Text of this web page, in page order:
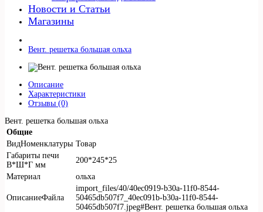
Новости и Статьи
Магазины
Вент. решетка большая ольха
Описание
Характеристики
Отзывы (0)
Вент. решетка большая ольха
Общие
ВидНоменклатуры Товар
Габариты печи
В*Ш*Г мм
200*245*25
Материал
ольха
ОписаниеФайла
import_files/40/40ec0919-b30a-11f0-8544-
50465db507f7_40ec091b-b30a-11f0-8544-
50465db507f7.jpeg#Вент. решетка большая ольха